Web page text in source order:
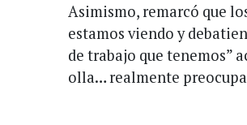
Asimismo, remarcó que
estamos viendo y
de trabajo que tenemos”
olla… realmente